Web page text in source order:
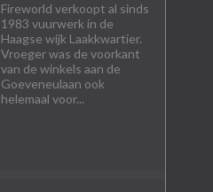
Fireworld verkoopt al sinds
1983 vuurwerk in de
Haagse wijk Laakkwartier.
Vroeger was de voorkant
van de winkels aan de
Goeveneulaan ook
helemaal voor...